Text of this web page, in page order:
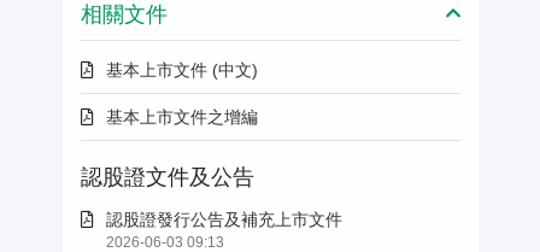
相關文件
基本上市文件 (中文)
基本上市文件之增編
認股證文件及公告
認股證發行公告及補充上市文件
2026-06-03 09:13